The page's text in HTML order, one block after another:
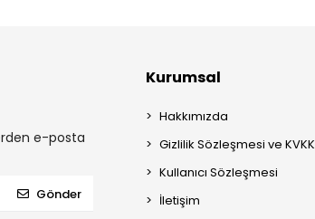
e-posta
Gönder
Kurumsal
Hakkımızda
Gizlilik Sözleşmesi ve KVKK
Kullanıcı Sözleşmesi
İletişim